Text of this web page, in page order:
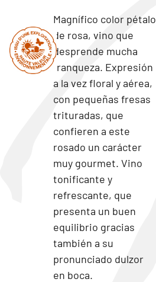
Magnífico color pétalo
de rosa, vino que
desprende mucha
franqueza. Expresión
a la vez floral y aérea,
con pequeñas fresas
trituradas, que
confieren a este
rosado un carácter
muy gourmet. Vino
tonificante y
refrescante, que
presenta un buen
equilibrio gracias
también a su
pronunciado dulzor
en boca.